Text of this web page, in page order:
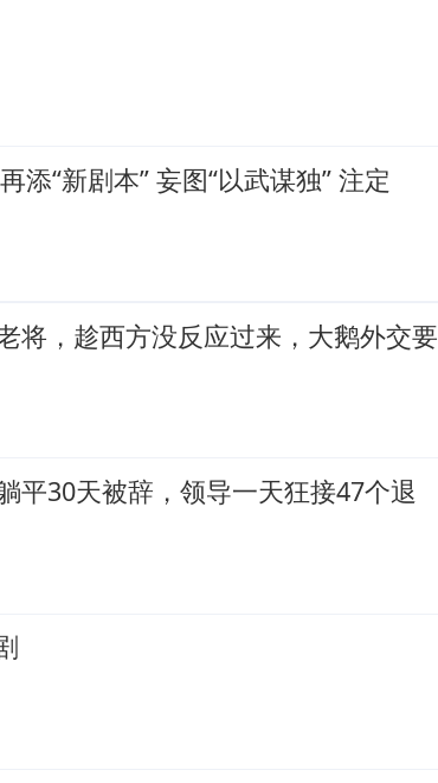
添“新剧本” 妄图“以武谋独” 注定
将，趁西方没反应过来，大鹅外交要
平30天被辞，领导一天狂接47个退